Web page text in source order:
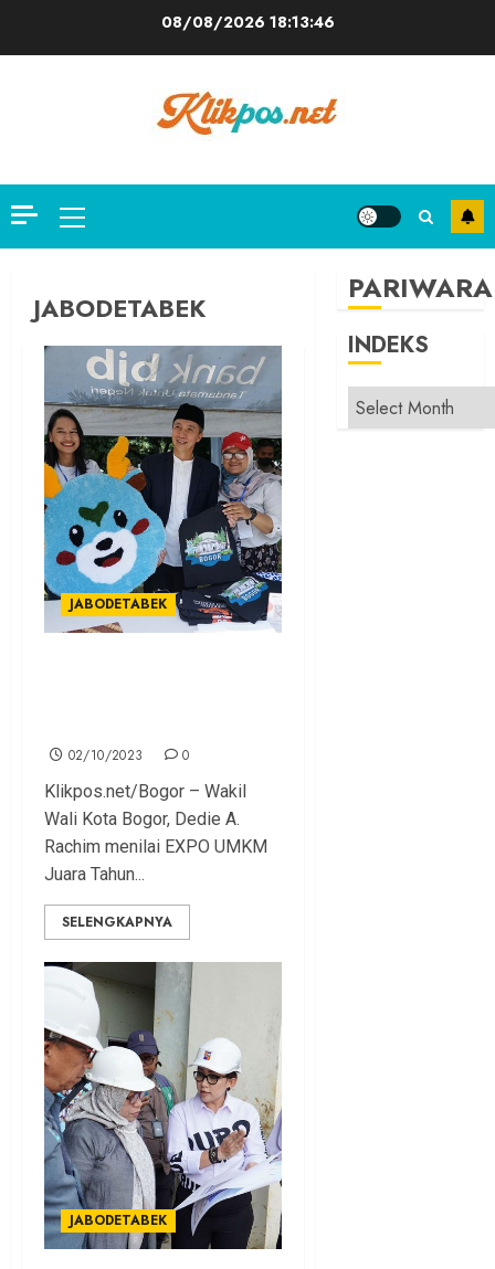
08/08/202618:13:47
Primary
Menu
JABODETABEK
JABODETABEK
02/10/2023 0
Klikpos.net/Bogor – Wakil
Wali Kota Bogor, Dedie A.
Rachim menilai EXPO UMKM
Juara Tahun...
SELENGKAPNYA
JABODETABEK
PARIWARA
INDEKS
INDEKS